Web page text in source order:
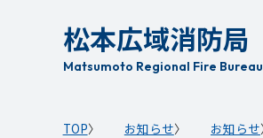
松本広域消防局
Matsumoto Regional Fire Bureau
TOP お知らせ お知らせ